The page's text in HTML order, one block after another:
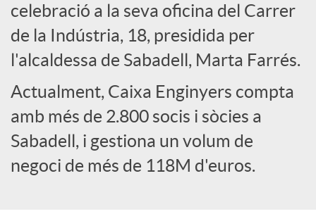
d
o
r
d
celebració a la seva oficina del Carrer
de la Indústria, 18, presidida per
l'alcaldessa de Sabadell, Marta Farrés.
Actualment, Caixa Enginyers compta
amb més de 2.800 socis i sòcies a
Sabadell, i gestiona un volum de
negoci de més de 118M d'euros.